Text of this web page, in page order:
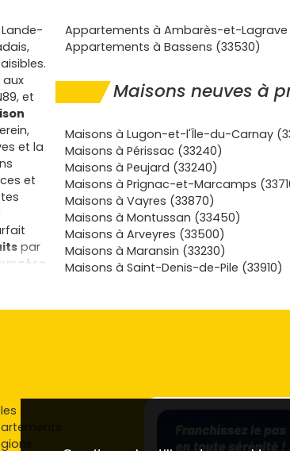
et
et la
et
par
zéro
tu
Appartements à Ambarès-et-Lagrave
Appartements à Bassens (33530)
Maisons neuves à
Maisons à Lugon-et-l'Île-du-Carnay
Maisons à Périssac (33240)
Maisons à Peujard (33240)
Maisons à Prignac-et-Marcamps
Maisons à Vayres (33870)
Maisons à Montussan (33450)
Maisons à Arveyres (33500)
Maisons à Maransin (33230)
Maisons à Saint-Denis-de-Pile (33910)